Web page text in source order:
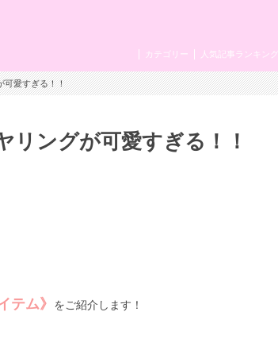
人気記事ランキング
カテゴリー
可愛すぎる！！
ングが可愛すぎる！！
テム》 をご紹介します！